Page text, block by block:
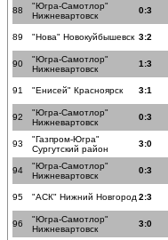
88
"Югра-Самотлор"
Нижневартовск
0:3
89 "Нова" Новокуйбышевск 3:2
90
"Югра-Самотлор"
Нижневартовск
1:3
91 "Енисей" Красноярск 3:1
92
"Югра-Самотлор"
Нижневартовск
0:3
93
"Газпром-Югра"
Сургутский район
3:0
94
"Югра-Самотлор"
Нижневартовск
0:3
95 "АСК" Нижний Новгород 2:3
96
"Югра-Самотлор"
Нижневартовск
3:0